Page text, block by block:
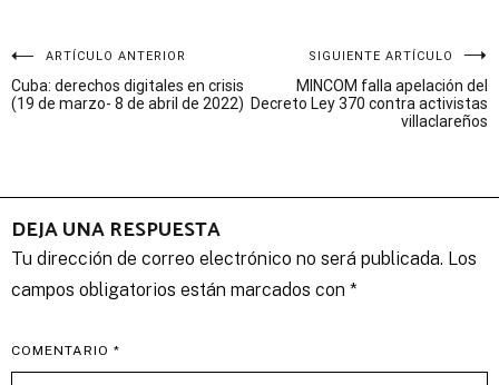
Navegación
de
ARTÍCULO ANTERIOR
Cuba: derechos digitales en crisis
(19 de marzo- 8 de abril de 2022)
SIGUIENTE ARTÍCULO
MINCOM falla apelación del
Decreto Ley 370 contra activistas
villaclareños
DEJA UNA RESPUESTA
Tu dirección de correo electrónico no será publicada. Los
campos obligatorios están marcados con *
COMENTARIO *